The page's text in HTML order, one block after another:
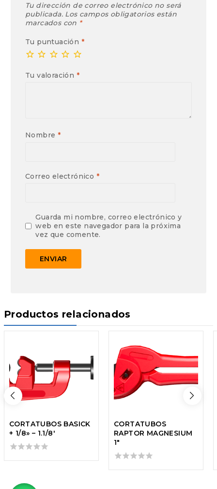
Tu dirección de correo electrónico no será
publicada. Los campos obligatorios están
marcados con *
Tu puntuación *
Tu valoración *
Nombre *
Correo electrónico *
Guarda mi nombre, correo electrónico y
web en este navegador para la próxima
vez que comente.
Productos relacionados
CORTATUBOS BASICK
+ 1/8» – 1.1/8′
0
CORTATUBOS
RAPTOR MAGNESIUM
1″
0